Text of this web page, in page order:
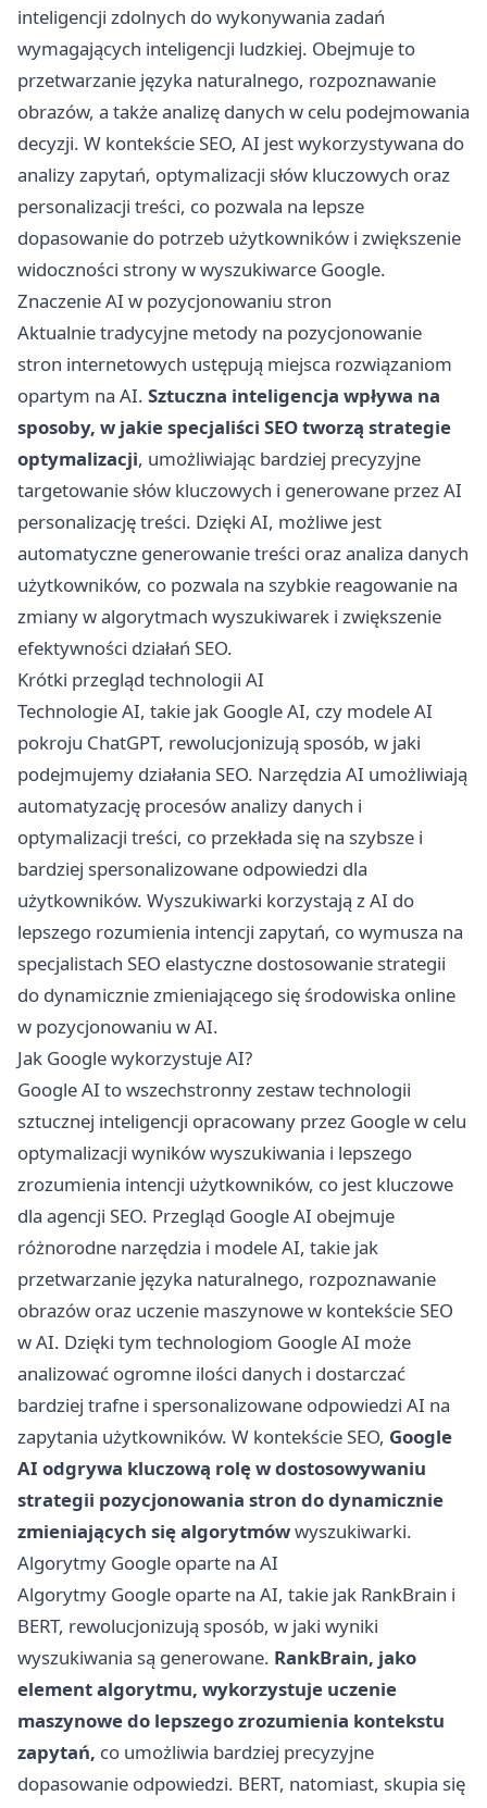
inteligencji zdolnych do wykonywania zadań
wymagających inteligencji ludzkiej. Obejmuje to
przetwarzanie języka naturalnego, rozpoznawanie
obrazów, a także analizę danych w celu podejmowania
decyzji. W kontekście SEO, AI jest wykorzystywana do
analizy zapytań, optymalizacji słów kluczowych oraz
personalizacji treści, co pozwala na lepsze
dopasowanie do potrzeb użytkowników i zwiększenie
widoczności strony w wyszukiwarce Google.
Znaczenie AI w pozycjonowaniu stron
Aktualnie tradycyjne metody na pozycjonowanie
stron internetowych ustępują miejsca rozwiązaniom
opartym na AI. Sztuczna inteligencja wpływa na
sposoby, w jakie specjaliści SEO tworzą strategie
optymalizacji, umożliwiając bardziej precyzyjne
targetowanie słów kluczowych i generowane przez AI
personalizację treści. Dzięki AI, możliwe jest
automatyczne generowanie treści oraz analiza danych
użytkowników, co pozwala na szybkie reagowanie na
zmiany w algorytmach wyszukiwarek i zwiększenie
efektywności działań SEO.
Krótki przegląd technologii AI
Technologie AI, takie jak Google AI, czy modele AI
pokroju ChatGPT, rewolucjonizują sposób, w jaki
podejmujemy działania SEO. Narzędzia AI umożliwiają
automatyzację procesów analizy danych i
optymalizacji treści, co przekłada się na szybsze i
bardziej spersonalizowane odpowiedzi dla
użytkowników. Wyszukiwarki korzystają z AI do
lepszego rozumienia intencji zapytań, co wymusza na
specjalistach SEO elastyczne dostosowanie strategii
do dynamicznie zmieniającego się środowiska online
w pozycjonowaniu w AI.
Jak Google wykorzystuje AI?
Google AI to wszechstronny zestaw technologii
sztucznej inteligencji opracowany przez Google w celu
optymalizacji wyników wyszukiwania i lepszego
zrozumienia intencji użytkowników, co jest kluczowe
dla agencji SEO. Przegląd Google AI obejmuje
różnorodne narzędzia i modele AI, takie jak
przetwarzanie języka naturalnego, rozpoznawanie
obrazów oraz uczenie maszynowe w kontekście SEO
w AI. Dzięki tym technologiom Google AI może
analizować ogromne ilości danych i dostarczać
bardziej trafne i spersonalizowane odpowiedzi AI na
zapytania użytkowników. W kontekście SEO, Google
AI odgrywa kluczową rolę w dostosowywaniu
strategii pozycjonowania stron do dynamicznie
zmieniających się algorytmówwyszukiwarki.
Algorytmy Google oparte na AI
Algorytmy Google oparte na AI, takie jak RankBrain i
BERT, rewolucjonizują sposób, w jaki wyniki
wyszukiwania są generowane. RankBrain, jako
element algorytmu, wykorzystuje uczenie
maszynowe do lepszego zrozumienia kontekstu
zapytań, co umożliwia bardziej precyzyjne
dopasowanie odpowiedzi. BERT, natomiast, skupia się